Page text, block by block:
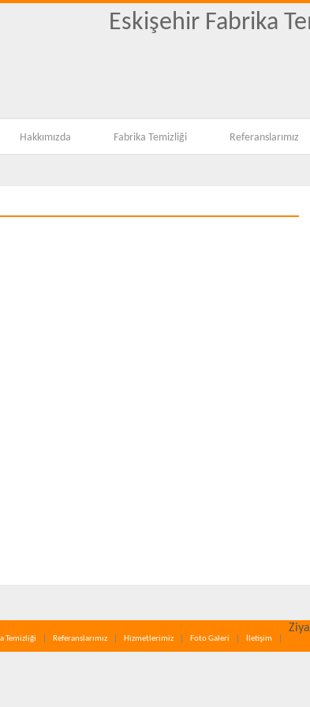
Eskişehir Fabrika
Hakkımızda Fabrika Temizliği Referanslarımız
Temizliği Referanslarımız Hizmetlerimiz Foto Galeri İletişim